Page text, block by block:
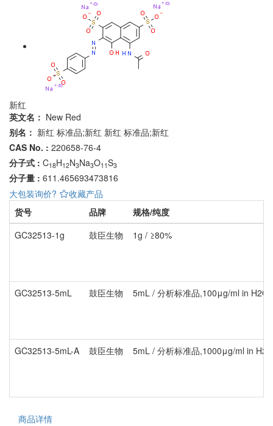
新红
英文名： New Red
别名： 新红 标准品;新红 新红 标准品;新红
CAS No. : 220658-76-4
分子式 : C18H12N3Na3O11S3
分子量 : 611.465693473816
大包装询价?
收藏产品
货号
品牌
规格/纯度
GC32513-1g
鼓臣生物 1g / ≥80%
GC32513-5mL 鼓臣生物 5mL / 分析标准品,100μg/ml in H2O
GC32513-5mL-A 鼓臣生物 5mL / 分析标准品,1000μg/ml in H2O
商品详情